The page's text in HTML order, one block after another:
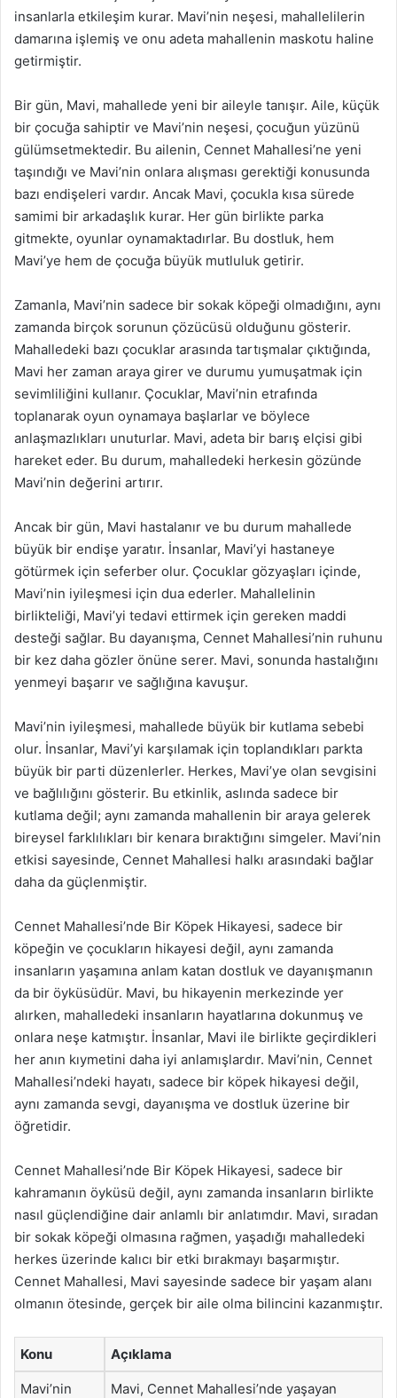
insanlarla etkileşim kurar. Mavi’nin neşesi, mahallelilerin
damarına işlemiş ve onu adeta mahallenin maskotu haline
getirmiştir.
Bir gün, Mavi, mahallede yeni bir aileyle tanışır. Aile, küçük
bir çocuğa sahiptir ve Mavi’nin neşesi, çocuğun yüzünü
gülümsetmektedir. Bu ailenin, Cennet Mahallesi’ne yeni
taşındığı ve Mavi’nin onlara alışması gerektiği konusunda
bazı endişeleri vardır. Ancak Mavi, çocukla kısa sürede
samimi bir arkadaşlık kurar. Her gün birlikte parka
gitmekte, oyunlar oynamaktadırlar. Bu dostluk, hem
Mavi’ye hem de çocuğa büyük mutluluk getirir.
Zamanla, Mavi’nin sadece bir sokak köpeği olmadığını, aynı
zamanda birçok sorunun çözücüsü olduğunu gösterir.
Mahalledeki bazı çocuklar arasında tartışmalar çıktığında,
Mavi her zaman araya girer ve durumu yumuşatmak için
sevimliliğini kullanır. Çocuklar, Mavi’nin etrafında
toplanarak oyun oynamaya başlarlar ve böylece
anlaşmazlıkları unuturlar. Mavi, adeta bir barış elçisi gibi
hareket eder. Bu durum, mahalledeki herkesin gözünde
Mavi’nin değerini artırır.
Ancak bir gün, Mavi hastalanır ve bu durum mahallede
büyük bir endişe yaratır. İnsanlar, Mavi’yi hastaneye
götürmek için seferber olur. Çocuklar gözyaşları içinde,
Mavi’nin iyileşmesi için dua ederler. Mahallelinin
birlikteliği, Mavi’yi tedavi ettirmek için gereken maddi
desteği sağlar. Bu dayanışma, Cennet Mahallesi’nin ruhunu
bir kez daha gözler önüne serer. Mavi, sonunda hastalığını
yenmeyi başarır ve sağlığına kavuşur.
Mavi’nin iyileşmesi, mahallede büyük bir kutlama sebebi
olur. İnsanlar, Mavi’yi karşılamak için toplandıkları parkta
büyük bir parti düzenlerler. Herkes, Mavi’ye olan sevgisini
ve bağlılığını gösterir. Bu etkinlik, aslında sadece bir
kutlama değil; aynı zamanda mahallenin bir araya gelerek
bireysel farklılıkları bir kenara bıraktığını simgeler. Mavi’nin
etkisi sayesinde, Cennet Mahallesi halkı arasındaki bağlar
daha da güçlenmiştir.
Cennet Mahallesi’nde Bir Köpek Hikayesi, sadece bir
köpeğin ve çocukların hikayesi değil, aynı zamanda
insanların yaşamına anlam katan dostluk ve dayanışmanın
da bir öyküsüdür. Mavi, bu hikayenin merkezinde yer
alırken, mahalledeki insanların hayatlarına dokunmuş ve
onlara neşe katmıştır. İnsanlar, Mavi ile birlikte geçirdikleri
her anın kıymetini daha iyi anlamışlardır. Mavi’nin, Cennet
Mahallesi’ndeki hayatı, sadece bir köpek hikayesi değil,
aynı zamanda sevgi, dayanışma ve dostluk üzerine bir
öğretidir.
Cennet Mahallesi’nde Bir Köpek Hikayesi, sadece bir
kahramanın öyküsü değil, aynı zamanda insanların birlikte
nasıl güçlendiğine dair anlamlı bir anlatımdır. Mavi, sıradan
bir sokak köpeği olmasına rağmen, yaşadığı mahalledeki
herkes üzerinde kalıcı bir etki bırakmayı başarmıştır.
Cennet Mahallesi, Mavi sayesinde sadece bir yaşam alanı
olmanın ötesinde, gerçek bir aile olma bilincini kazanmıştır.
Konu Açıklama
Mavi’nin
Mavi, Cennet Mahallesi’nde yaşayan